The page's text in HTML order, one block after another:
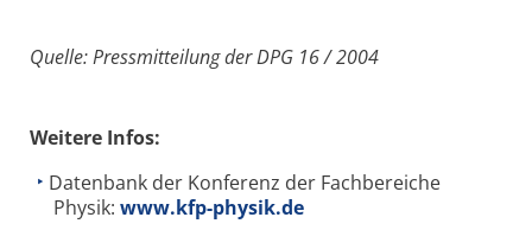
Quelle: Pressmitteilung der DPG 16 / 2004
Weitere Infos:
Datenbank der Konferenz der Fachbereiche
Physik: www.kfp-physik.de